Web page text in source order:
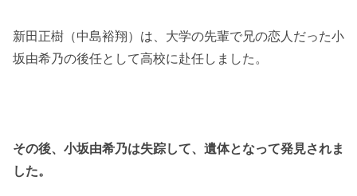
新田正樹（中島裕翔）は、大学の先輩で兄の恋人だった小
坂由希乃の後任として高校に赴任しました。
その後、小坂由希乃は失踪して、遺体となって発見されま
した。